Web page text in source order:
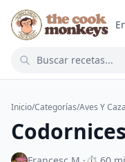
Inicio/Categorías/Aves Y Caza